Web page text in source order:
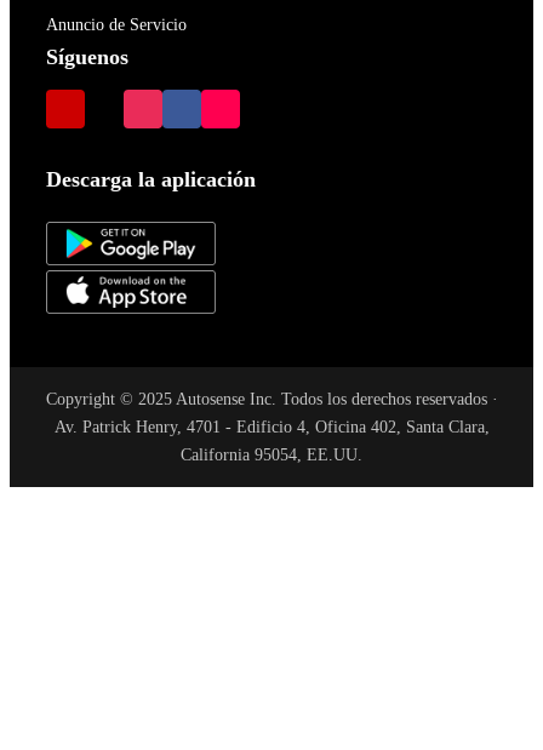
Anuncio de Servicio
Síguenos
Descarga la aplicación
Copyright © 2025 Autosense Inc. Todos los derechos reservados ·
Av. Patrick Henry, 4701 - Edificio 4, Oficina 402, Santa Clara,
California 95054, EE.UU.